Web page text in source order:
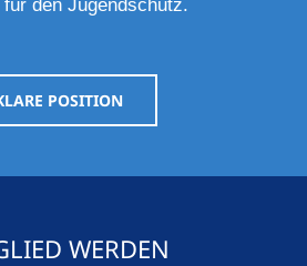
den Jugendschutz.
POSITION
WERDEN